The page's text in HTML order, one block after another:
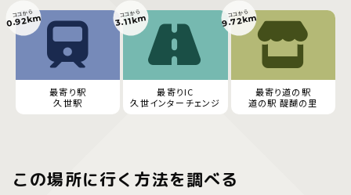
最寄り駅
久世駅
ココから
0.92km
最寄りIC
久世インターチェンジ
ココから
3.11km
最寄り道の駅
道の駅 醍醐の里
ココから
9.72km
この場所に行く方法を調べる